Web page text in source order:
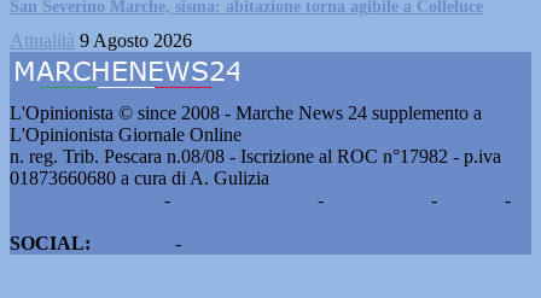
San Severino Marche, sisma: abitazione torna agibile a Colleluce
Attualità 9 Agosto 2026
L'Opinionista © since 2008 - Marche News 24 supplemento a
L'Opinionista Giornale Online
n. reg. Trib. Pescara n.08/08 - Iscrizione al ROC n°17982 - p.iva
01873660680 a cura di A. Gulizia
- - -
-
SOCIAL:
-